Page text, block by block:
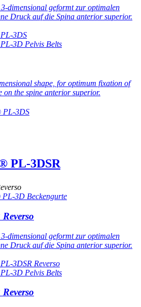
dimensional geformt zur optimalen
Druck auf die Spina anterior superior.
3DS
3D Pelvis Belts
shape, for optimum fixation of
on the spine anterior superior.
PL-3DS
PL-3DSR
3D Beckengurte
dimensional geformt zur optimalen
Druck auf die Spina anterior superior.
3DSR Reverso
3D Pelvis Belts